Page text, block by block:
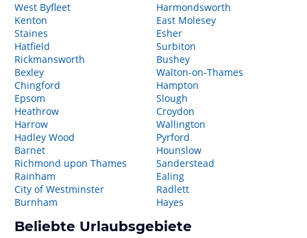
West Byfleet
Kenton
Staines
Hatfield
Rickmansworth
Bexley
Chingford
Epsom
Heathrow
Harrow
Hadley Wood
Barnet
Richmond upon Thames
Rainham
City of Westminster
Burnham
Harmondsworth
East Molesey
Esher
Surbiton
Bushey
Walton-on-Thames
Hampton
Slough
Croydon
Wallington
Pyrford
Hounslow
Sanderstead
Ealing
Radlett
Hayes
Beliebte Urlaubsgebiete